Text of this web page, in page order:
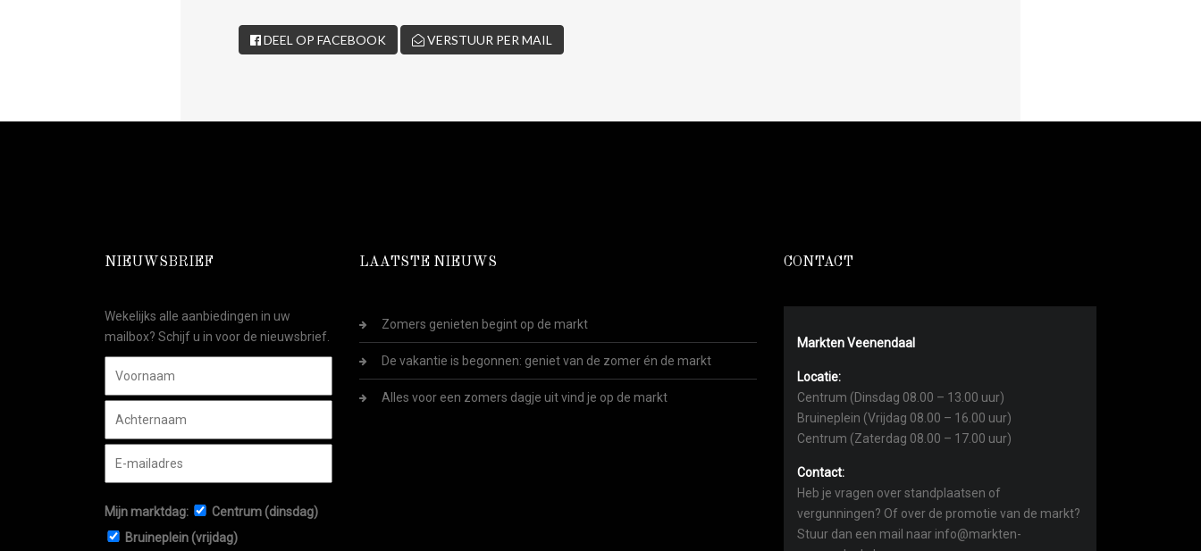
DEEL OP FACEBOOK VERSTUUR PER MAIL
NIEUWSBRIEF
Wekelijks alle aanbiedingen in uw
mailbox? Schijf u in voor de nieuwsbrief.
Mijn marktdag:
Centrum (dinsdag)
Bruineplein (vrijdag)
LAATSTE NIEUWS
Zomers genieten begint op de markt
De vakantie is begonnen: geniet van de zomer én de markt
Alles voor een zomers dagje uit vind je op de markt
CONTACT
Markten Veenendaal
Locatie:
Centrum (Dinsdag 08.00 – 13.00 uur)
Bruineplein (Vrijdag 08.00 – 16.00 uur)
Centrum (Zaterdag 08.00 – 17.00 uur)
Contact:
Heb je vragen over standplaatsen of
vergunningen? Of over de promotie van de markt?
Stuur dan een mail naar info@markten-